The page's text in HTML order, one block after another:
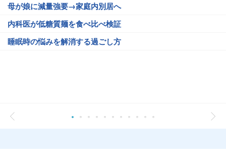
母が娘に減量強要→家庭内別居へ
内科医が低糖質麺を食べ比べ検証
睡眠時の悩みを解消する過ごし方